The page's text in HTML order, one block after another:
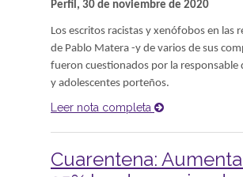
Perfil, 30 de noviembre de 2020
Los escritos racistas y xenófobos en las
de Pablo Matera -y de varios de sus
fueron cuestionados por la responsable
y adolescentes porteños.
Leer nota completa
Cuarentena: